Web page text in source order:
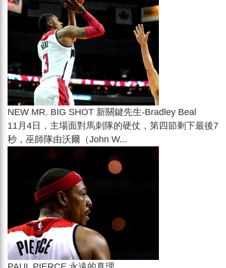
NEW MR. BIG SHOT 新關鍵先生-Bradley Beal
11月4日，主場面對馬刺隊的硬仗，第四節剩下最後7
秒，巫師隊由沃爾（John W...